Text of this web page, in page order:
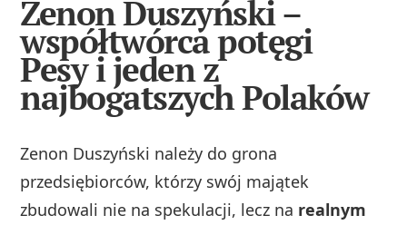
Zenon Duszyński –
współtwórca potęgi
Pesy i jeden z
najbogatszych Polaków
Zenon Duszyński należy do grona
przedsiębiorców, którzy swój majątek
zbudowali nie na spekulacji, lecz na realnym